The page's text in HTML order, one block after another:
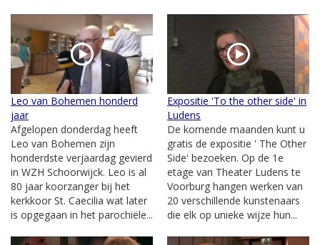
Leo van Bohemen honderd
jaar
Afgelopen donderdag heeft
Leo van Bohemen zijn
honderdste verjaardag gevierd
in WZH Schoorwijck. Leo is al
80 jaar koorzanger bij het
kerkkoor St. Caecilia wat later
is opgegaan in het parochiële...
Expositie 'To the other side' in
Ludens
De komende maanden kunt u
gratis de expositie ' The Other
Side' bezoeken. Op de 1e
etage van Theater Ludens te
Voorburg hangen werken van
20 verschillende kunstenaars
die elk op unieke wijze hun...